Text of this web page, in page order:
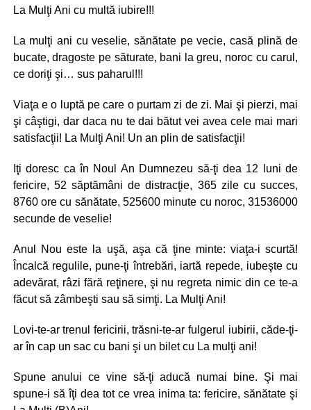
La Mulţi Ani cu multă iubire!!!
La mulţi ani cu veselie, sănătate pe vecie, casă plină de
bucate, dragoste pe săturate, bani la greu, noroc cu carul,
ce doriţi şi… sus paharul!!!
Viaţa e o luptă pe care o purtam zi de zi. Mai şi pierzi, mai
şi câştigi, dar daca nu te dai bătut vei avea cele mai mari
satisfacţii! La Mulţi Ani! Un an plin de satisfacţii!
Iţi doresc ca în Noul An Dumnezeu să-ţi dea 12 luni de
fericire, 52 săptămâni de distracţie, 365 zile cu succes,
8760 ore cu sănătate, 525600 minute cu noroc, 31536000
secunde de veselie!
Anul Nou este la uşă, aşa că ţine minte: viaţa-i scurtă!
Încalcă regulile, pune-ţi întrebări, iartă repede, iubeşte cu
adevărat, râzi fără reţinere, şi nu regreta nimic din ce te-a
făcut să zâmbeşti sau să simţi. La Mulţi Ani!
Lovi-te-ar trenul fericirii, trăsni-te-ar fulgerul iubirii, căde-ţi-
ar în cap un sac cu bani şi un bilet cu La mulţi ani!
Spune anului ce vine să-ţi aducă numai bine. Şi mai
spune-i să îţi dea tot ce vrea inima ta: fericire, sănătate şi